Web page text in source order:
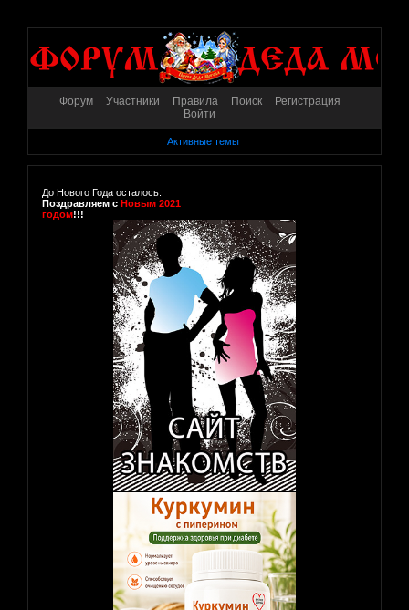
Форум Участники Правила Поиск
Регистрация
Войти
Активные темы
До Нового Года осталось:
Поздравляем с Новым 2021
годом!!!